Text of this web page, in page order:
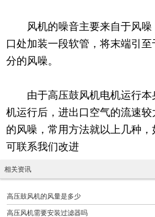
风机的噪音主要来自于风噪
口处加装一段软管，将末端引
分的风噪。
由于高压鼓风机电机运行本
机运行后，进出口空气的流速
的风噪，常用方法就以上几种，
可联系我们改进
相关资讯
高压鼓风机的风量是多少
高压风机需要安装过滤器吗